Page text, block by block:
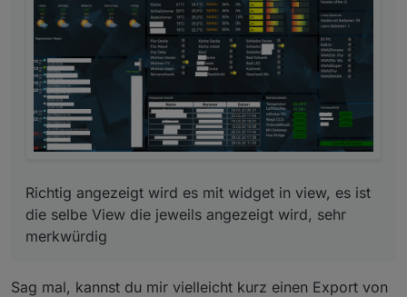
Richtig angezeigt wird es mit widget in view, es ist
die selbe View die jeweils angezeigt wird, sehr
merkwürdig
Sag mal, kannst du mir vielleicht kurz einen Export von